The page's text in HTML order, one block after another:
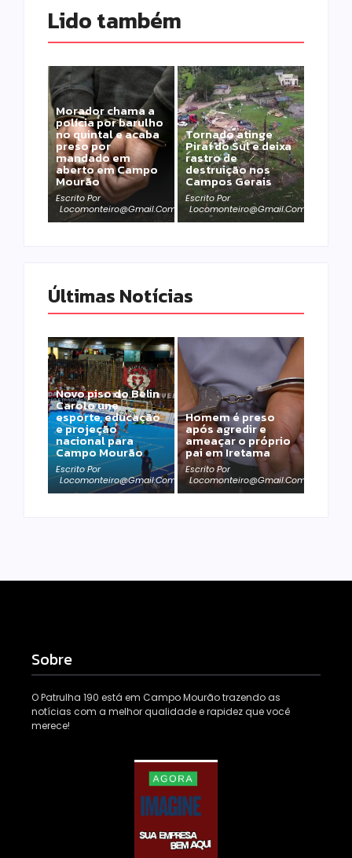
Lido também
Morador chama a
polícia por barulho
no quintal e acaba
preso por
mandado em
aberto em Campo
Mourão
Escrito Por
Locomonteiro@gmail.com
Tornado atinge
Piraí do Sul e deixa
rastro de
destruição nos
Campos Gerais
Escrito Por
Locomonteiro@gmail.com
Últimas Notícias
Novo piso do Belin
Carolo une
esporte, educação
e projeção
nacional para
Campo Mourão
Escrito Por
Locomonteiro@gmail.com
Homem é preso
após agredir e
ameaçar o próprio
pai em Iretama
Escrito Por
Locomonteiro@gmail.com
Sobre
O Patrulha 190 está em Campo Mourão trazendo as
notícias com a melhor qualidade e rapidez que você
merece!